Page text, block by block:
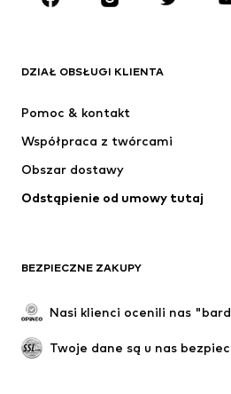
MARKI
Next
ADIDAS PERFORMANCE
DZIAŁ OBSŁUGI KLIENTA
Pomoc & kontakt
Współpraca z twórcami
Obszar dostawy
Odstąpienie od umowy tutaj
BEZPIECZNE ZAKUPY
Nasi klienci ocenili nas
Twoje dane są u nas